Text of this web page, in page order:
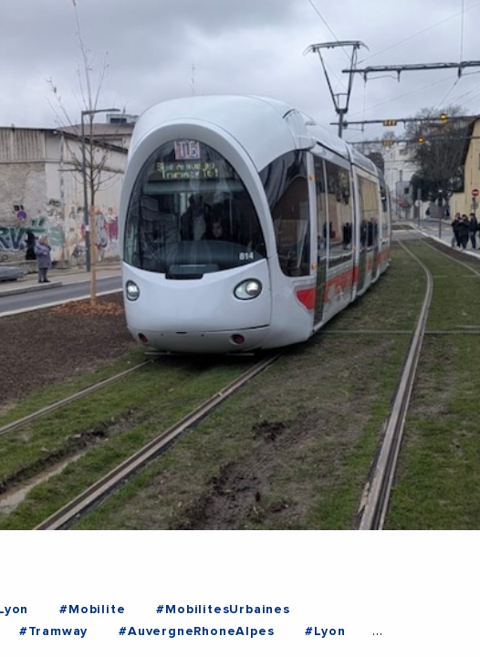
#Mobilite
#MobilitesUrbaines
#Tramway #AuvergneRhoneAlpes
#Lyon